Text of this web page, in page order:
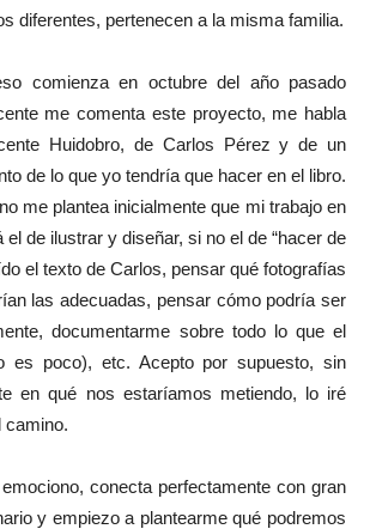
diferentes, pertenecen a la misma familia.
comienza en octubre del año pasado
me comenta este proyecto, me habla
Huidobro, de Carlos Pérez y de un
de lo que yo tendría que hacer en el libro.
me plantea inicialmente que mi trabajo en
de ilustrar y diseñar, si no el de “hacer de
el texto de Carlos, pensar qué fotografías
las adecuadas, pensar cómo podría ser
documentarme sobre todo lo que el
es poco), etc. Acepto por supuesto, sin
en qué nos estaríamos metiendo, lo iré
camino.
conecta perfectamente con gran
y empiezo a plantearme qué podremos